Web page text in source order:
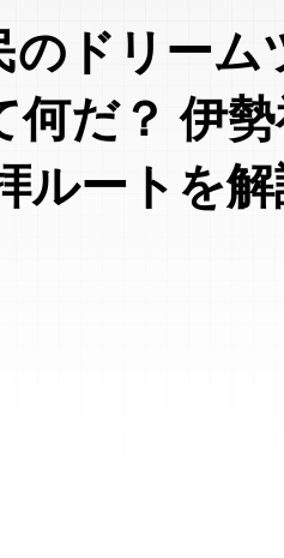
のドリーム
何だ？ 伊
ルートを